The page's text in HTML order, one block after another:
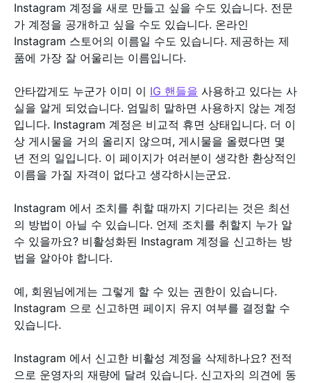
Instagram 계정을 새로 만들고 싶을 수도 있습니다. 전문
가 계정을 공개하고 싶을 수도 있습니다. 온라인
Instagram 스토어의 이름일 수도 있습니다. 제공하는 제
품에 가장 잘 어울리는 이름입니다.
안타깝게도 누군가 이미 이 IG 핸들을 사용하고 있다는 사
실을 알게 되었습니다. 엄밀히 말하면 사용하지 않는 계정
입니다. Instagram 계정은 비교적 휴면 상태입니다. 더 이
상 게시물을 거의 올리지 않으며, 게시물을 올렸다면 몇
년 전의 일입니다. 이 페이지가 여러분이 생각한 환상적인
이름을 가질 자격이 없다고 생각하시는군요.
Instagram 에서 조치를 취할 때까지 기다리는 것은 최선
의 방법이 아닐 수 있습니다. 언제 조치를 취할지 누가 알
수 있을까요? 비활성화된 Instagram 계정을 신고하는 방
법을 알아야 합니다.
예, 회원님에게는 그렇게 할 수 있는 권한이 있습니다.
Instagram 으로 신고하면 페이지 유지 여부를 결정할 수
있습니다.
Instagram 에서 신고한 비활성 계정을 삭제하나요? 전적
으로 운영자의 재량에 달려 있습니다. 신고자의 의견에 동